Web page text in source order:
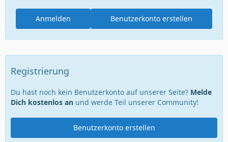
Benutzerkonto erstellen
Anmelden
Registrierung
Du hast noch kein Benutzerkonto auf unserer Seite? Melde
Dich kostenlos an und werde Teil unserer Community!
Benutzerkonto erstellen